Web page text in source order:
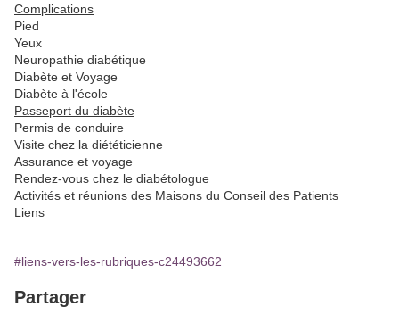
Complications
Pied
Yeux
Neuropathie diabétique
Diabète et Voyage
Diabète à l'école
Passeport du diabète
Permis de conduire
Visite chez la diététicienne
Assurance et voyage
Rendez-vous chez le diabétologue
Activités et réunions des Maisons du Conseil des Patients
Liens
#liens-vers-les-rubriques-c24493662
Partager